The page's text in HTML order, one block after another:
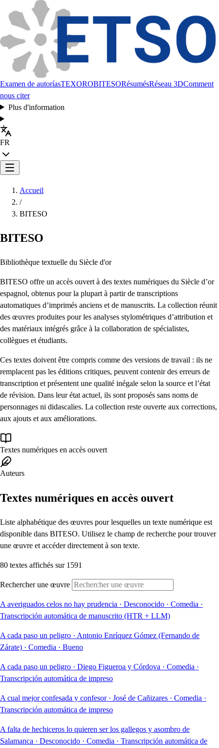
Examen de autoríasTEXOROBITESORésumésRéseau 3DComment
nous citer
Plus d'information
FR
Accueil
/
BITESO
BITESO
Bibliothèque textuelle du Siècle d'or
BITESO offre un accès ouvert à des textes numériques du Siècle d’or
espagnol, obtenus pour la plupart à partir de transcriptions
automatiques d’imprimés anciens et de manuscrits. La collection réunit
des œuvres produites pour les analyses stylométriques d’attribution et
des matériaux intégrés grâce à la collaboration de spécialistes,
collègues et étudiants.
Ces textes doivent être compris comme des versions de travail : ils ne
remplacent pas les éditions critiques, peuvent contenir des erreurs de
transcription et présentent une qualité inégale selon la source et l’état
de révision. Dans leur état actuel, ils sont proposés sans noms de
personnages ni didascalies. La collection reste ouverte aux corrections,
aux ajouts et aux améliorations.
Textes numériques en accès ouvert
Auteurs
Textes numériques en accès ouvert
Liste alphabétique des œuvres pour lesquelles un texte numérique est
disponible dans BITESO. Utilisez le champ de recherche pour trouver
une œuvre et accéder directement à son texte.
80 textes affichés sur 1591
Rechercher une œuvre
A averiguados celos no hay prudencia · Desconocido · Comedia ·
Transcripción automática de manuscrito (HTR + LLM)
A cada paso un peligro · Antonio Enríquez Gómez (Fernando de
Zárate) · Comedia · Bueno
A cada paso un peligro · Diego Figueroa y Córdova · Comedia ·
Transcripción automática de impreso
A cual mejor confesada y confesor · José de Cañizares · Comedia ·
Transcripción automática de impreso
A falta de hechiceros lo quieren ser los gallegos y asombro de
Salamanca · Desconocido · Comedia · Transcripción automática de